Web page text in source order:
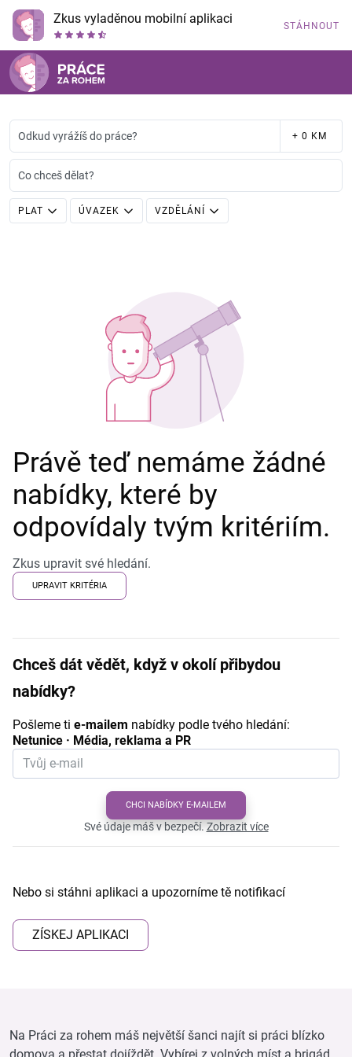
Zkus vyladěnou mobilní aplikaci STÁHNOUT
Odkud vyrážíš do práce? + 0 KM
Co chceš dělat?
PLAT ÚVAZEK VZDĚLÁNÍ
Právě teď nemáme žádné
nabídky, které by
odpovídaly tvým kritériím.
Zkus upravit své hledání.
UPRAVIT KRITÉRIA
Chceš dát vědět, když v okolí přibydou
nabídky?
Pošleme ti e-mailem nabídky podle tvého hledání:
Netunice · Média, reklama a PR
CHCI NABÍDKY E-MAILEM
Své údaje máš v bezpečí.Zobrazit více
Nebo si stáhni aplikaci a upozorníme tě notifikací
ZÍSKEJ APLIKACI
Na Práci za rohem máš největší šanci najít si práci blízko
domova a přestat dojíždět. Vybírej z volných míst a brigád